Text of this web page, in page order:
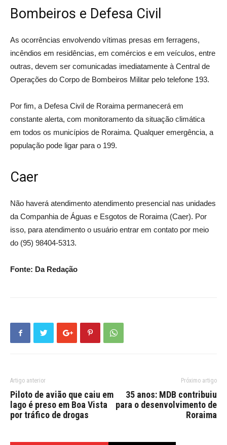
Bombeiros e Defesa Civil
As ocorrências envolvendo vítimas presas em ferragens,
incêndios em residências, em comércios e em veículos, entre
outras, devem ser comunicadas imediatamente à Central de
Operações do Corpo de Bombeiros Militar pelo telefone 193.
Por fim, a Defesa Civil de Roraima permanecerá em
constante alerta, com monitoramento da situação climática
em todos os municípios de Roraima. Qualquer emergência, a
população pode ligar para o 199.
Caer
Não haverá atendimento atendimento presencial nas unidades
da Companhia de Águas e Esgotos de Roraima (Caer). Por
isso, para atendimento o usuário entrar em contato por meio
do (95) 98404-5313.
Fonte: Da Redação
Artigo anterior
Piloto de avião que caiu em
lago é preso em Boa Vista
por tráfico de drogas
Próximo artigo
35 anos: MDB contribuiu
para o desenvolvimento de
Roraima